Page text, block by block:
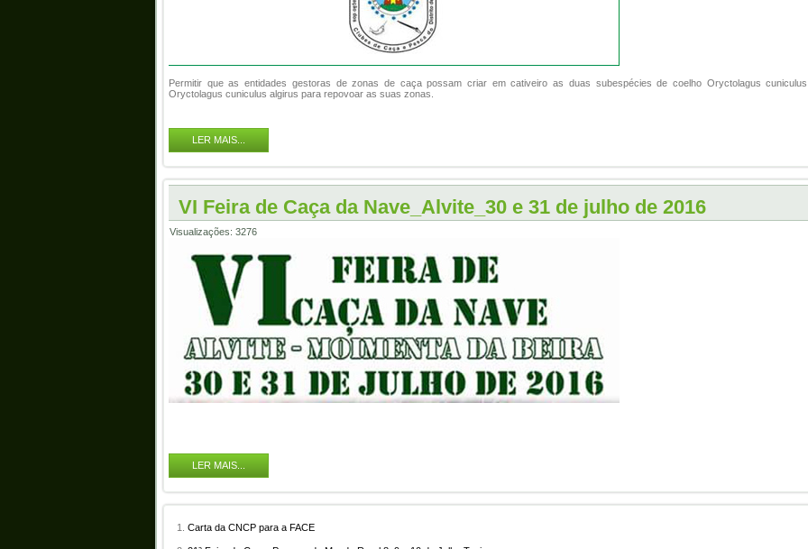
Permitir que as entidades gestoras de zonas de caça possam criar em cativeiro as duas subespécies de coelho Oryctolagus
Oryctolagus cuniculus algirus para repovoar as suas zonas.
LER MAIS...
VI Feira de Caça da Nave_Alvite_30 e 31 de julho de 2016
Visualizações: 3276
LER MAIS...
Carta da CNCP para a FACE